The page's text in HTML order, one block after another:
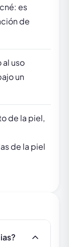
es
de
uso
un
de la piel,
de la piel